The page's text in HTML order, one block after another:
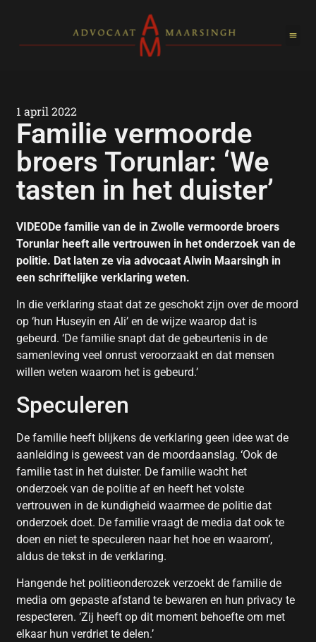
1 april 2022
Familie vermoorde
broers Torunlar: ‘We
tasten in het duister’
VIDEODe familie van de in Zwolle vermoorde broers
Torunlar heeft alle vertrouwen in het onderzoek van de
politie. Dat laten ze via advocaat Alwin Maarsingh in
een schriftelijke verklaring weten.
In die verklaring staat dat ze geschokt zijn over de moord
op ‘hun Huseyin en Ali’ en de wijze waarop dat is
gebeurd. ‘De familie snapt dat de gebeurtenis in de
samenleving veel onrust veroorzaakt en dat mensen
willen weten waarom het is gebeurd.’
Speculeren
De familie heeft blijkens de verklaring geen idee wat de
aanleiding is geweest van de moordaanslag. ‘Ook de
familie tast in het duister. De familie wacht het
onderzoek van de politie af en heeft het volste
vertrouwen in de kundigheid waarmee de politie dat
onderzoek doet. De familie vraagt de media dat ook te
doen en niet te speculeren naar het hoe en waarom’,
aldus de tekst in de verklaring.
Hangende het politieonderozek verzoekt de familie de
media om gepaste afstand te bewaren en hun privacy te
respecteren. ‘Zij heeft op dit moment behoefte om met
elkaar hun verdriet te delen.’